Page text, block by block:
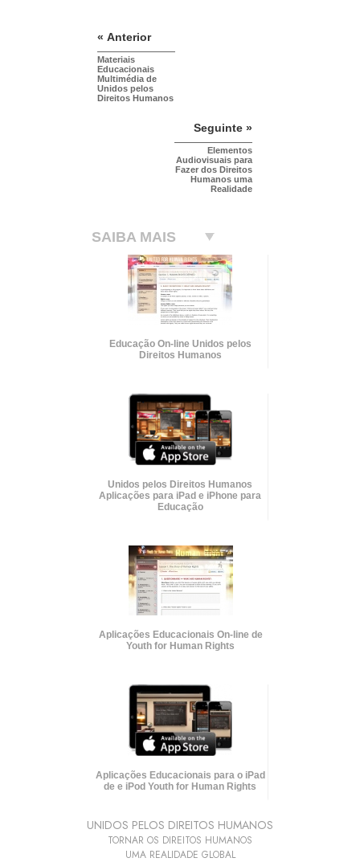
« Anterior
Materiais
Educacionais
Multimédia de
Unidos pelos
Direitos Humanos
Seguinte »
Elementos
Audiovisuais para
Fazer dos Direitos
Humanos uma
Realidade
SAIBA MAIS
Educação On-line Unidos pelos
Direitos Humanos
Unidos pelos Direitos Humanos
Aplicações para iPad e iPhone para
Educação
Aplicações Educacionais On-line de
Youth for Human Rights
Aplicações Educacionais para o iPad
de e iPod Youth for Human Rights
UNIDOS PELOS DIREITOS HUMANOS
TORNAR OS DIREITOS HUMANOS
UMA REALIDADE GLOBAL